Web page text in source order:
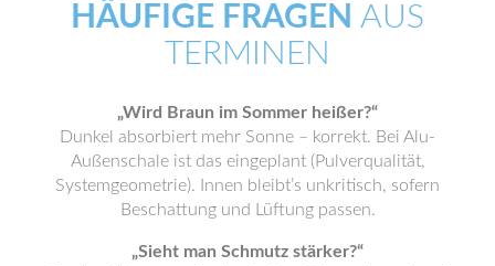
HÄUFIGE FRAGEN AUS
TERMINEN
„Wird Braun im Sommer heißer?“
Dunkel absorbiert mehr Sonne – korrekt. Bei Alu-
Außenschale ist das eingeplant (Pulverqualität,
Systemgeometrie). Innen bleibt’s unkritisch, sofern
Beschattung und Lüftung passen.
„Sieht man Schmutz stärker?“